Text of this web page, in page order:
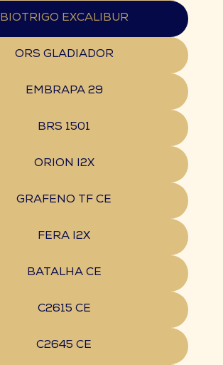
BIOTRIGO EXCALIBUR
ORS GLADIADOR
EMBRAPA 29
BRS 1501
ORION I2X
GRAFENO TF CE
FERA I2X
BATALHA CE
C2615 CE
C2645 CE